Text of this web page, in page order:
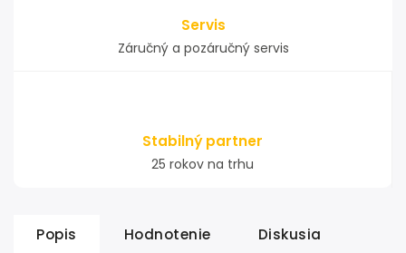
Servis
Záručný a pozáručný servis
Stabilný partner
25 rokov na trhu
Popis Hodnotenie Diskusia